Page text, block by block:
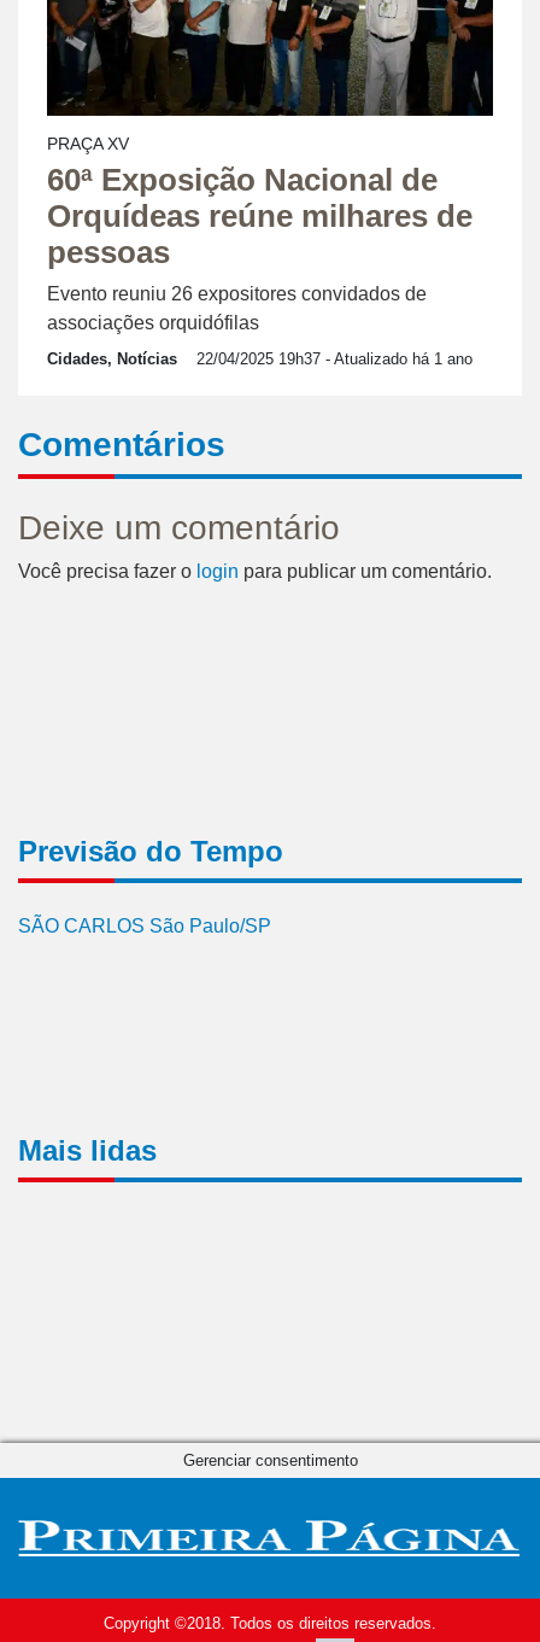
PRAÇA XV
60ª Exposição Nacional de
Orquídeas reúne milhares de
pessoas
Evento reuniu 26 expositores convidados de
associações orquidófilas
Cidades, Notícias 22/04/2025 19h37 - Atualizado há 1 ano
Comentários
Deixe um comentário
Você precisa fazer o login para publicar um comentário.
Previsão do Tempo
SÃO CARLOS São Paulo/SP
Mais lidas
Copyright ©2018. Todos os direitos reservados.
Gerenciar consentimento